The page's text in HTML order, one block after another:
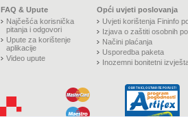
FAQ & Upute
Najčešća korisnička
pitanja i odgovori
Upute za korištenje
aplikacije
Video upute
Opći uvjeti poslovanja
Uvjeti korištenja Fininfo
Izjava o zaštiti osobnih
Načini plaćanja
Usporedba paketa
Inozemni bonitetni